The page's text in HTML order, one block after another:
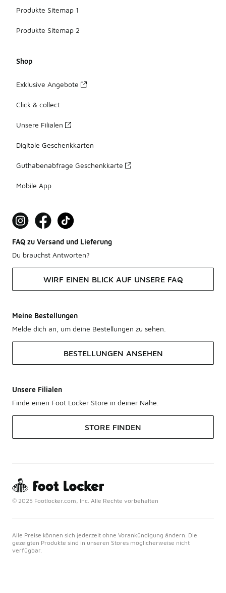
Produkte Sitemap 1
Produkte Sitemap 2
Shop
Exklusive Angebote
Click & collect
Unsere Filialen
Digitale Geschenkkarten
Guthabenabfrage Geschenkkarte
Mobile App
FAQ zu Versand und Lieferung
Du brauchst Antworten?
WIRF EINEN BLICK AUF UNSERE FAQ
Meine Bestellungen
Melde dich an, um deine Bestellungen zu sehen.
BESTELLUNGEN ANSEHEN
Unsere Filialen
Finde einen Foot Locker Store in deiner Nähe.
STORE FINDEN
© 2025 Footlocker.com, Inc. Alle Rechte vorbehalten
Alle Preise können sich jederzeit ohne Vorankündigung ändern. Die
gezeigten Produkte sind in unseren Stores möglicherweise nicht
verfügbar.